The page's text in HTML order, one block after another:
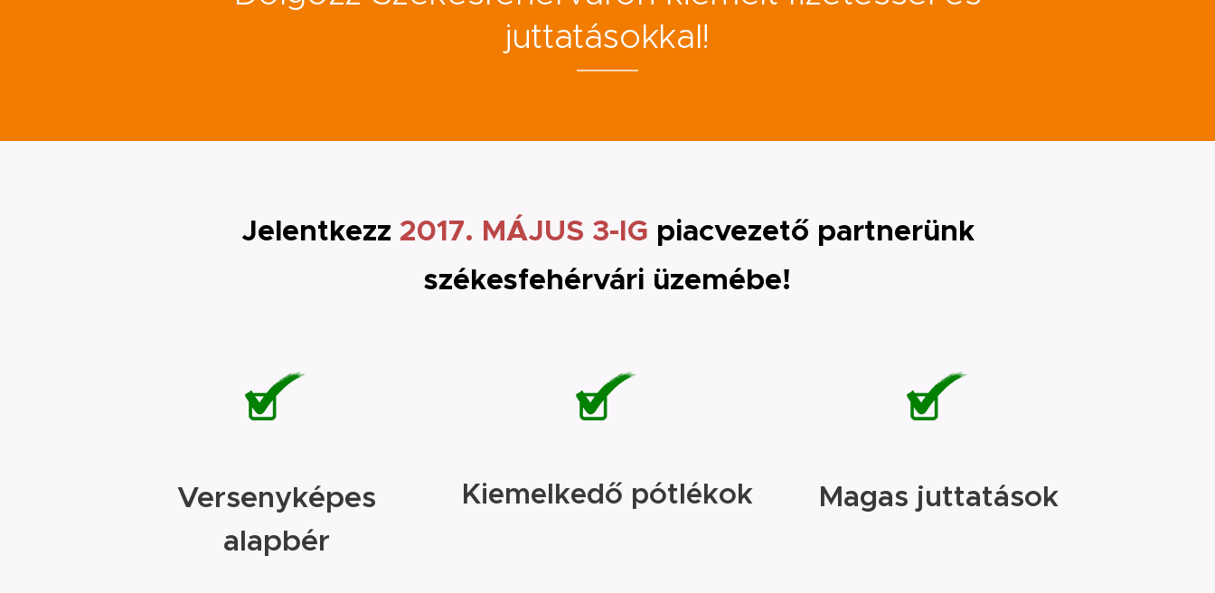
juttatásokkal!
Jelentkezz 2017. MÁJUS 3-IG piacvezető partnerünk
székesfehérvári üzemébe!
Versenyképes
alapbér
Kiemelkedő pótlékok Magas juttatások